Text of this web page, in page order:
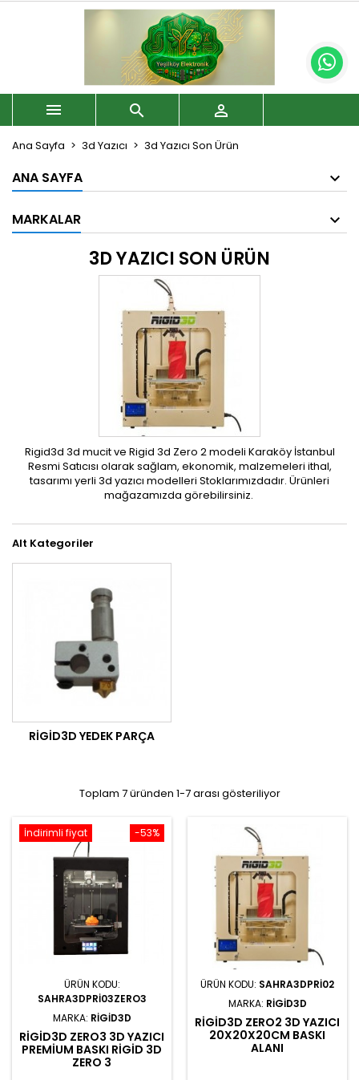
  
Ana Sayfa 3d Yazıcı 3d Yazıcı Son Ürün
ANA SAYFA
MARKALAR
3D YAZICI SON ÜRÜN
Rigid3d 3d mucit ve Rigid 3d Zero 2 modeli Karaköy İstanbul
Resmi Satıcısı olarak sağlam, ekonomik, malzemeleri ithal,
tasarımı yerli 3d yazıcı modelleri Stoklarımızdadır. Ürünleri
mağazamızda görebilirsiniz.
Alt Kategoriler
RIGID3D YEDEK PARÇA
Toplam 7 üründen 1-7 arası gösteriliyor
-53%
İndirimli fiyat
ÜRÜN KODU:
SAHRA3DPRI03ZERO3
MARKA: RIGID3D
RIGID3D ZERO3 3D YAZICI
PREMIUM BASKI RIGID 3D
ZERO 3
ÜRÜN KODU: SAHRA3DPRI02
MARKA: RIGID3D
RIGID3D ZERO2 3D YAZICI
20X20X20CM BASKI
ALANI